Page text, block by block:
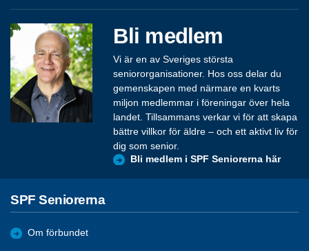
Bli medlem
Vi är en av Sveriges största
seniororganisationer. Hos oss delar du
gemenskapen med närmare en kvarts
miljon medlemmar i föreningar över hela
landet. Tillsammans verkar vi för att skapa
bättre villkor för äldre – och ett aktivt liv för
dig som senior.
Bli medlem i SPF Seniorerna här
SPF Seniorerna
Om förbundet